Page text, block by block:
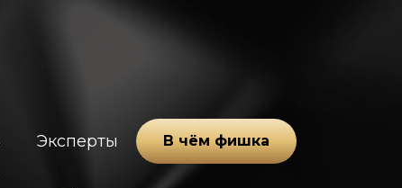
Эксперты В чём фишка